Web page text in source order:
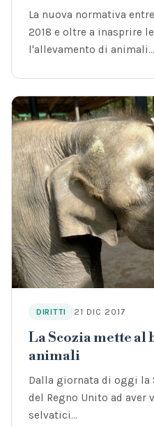
La nuova normativa
2018 e oltre a inasprire
l'allevamento di animali…
DIRITTI 21 DIC 2017
La Scozia mette al
animali
Dalla giornata di oggi la
del Regno Unito ad aver
selvatici…